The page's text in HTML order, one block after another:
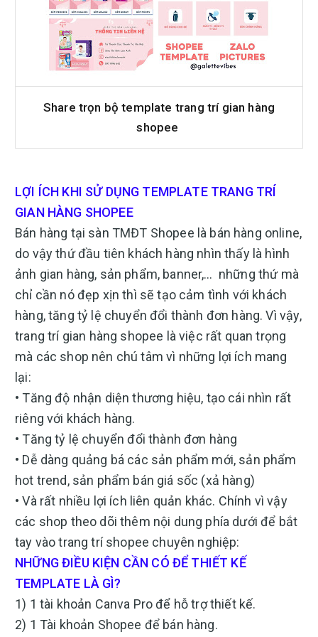
Share trọn bộ template trang trí gian hàng
shopee
LỢI ÍCH KHI SỬ DỤNG TEMPLATE TRANG TRÍ
GIAN HÀNG SHOPEE
Bán hàng tại sàn TMĐT Shopee là bán hàng online,
do vậy thứ đầu tiên khách hàng nhìn thấy là hình
ảnh gian hàng, sản phẩm, banner,… những thứ mà
chỉ cần nó đẹp xịn thì sẽ tạo cảm tình với khách
hàng, tăng tỷ lệ chuyển đổi thành đơn hàng. Vì vậy,
trang trí gian hàng shopee là việc rất quan trọng
mà các shop nên chú tâm vì những lợi ích mang
lại:
• Tăng độ nhận diện thương hiệu, tạo cái nhìn rất
riêng với khách hàng.
• Tăng tỷ lệ chuyển đổi thành đơn hàng
• Dễ dàng quảng bá các sản phẩm mới, sản phẩm
hot trend, sản phẩm bán giá sốc (xả hàng)
• Và rất nhiều lợi ích liên quản khác. Chính vì vậy
các shop theo dõi thêm nội dung phía dưới để bắt
tay vào trang trí shopee chuyên nghiệp:
NHỮNG ĐIỀU KIỆN CẦN CÓ ĐỂ THIẾT KẾ
TEMPLATE LÀ GÌ?
1) 1 tài khoản Canva Pro để hỗ trợ thiết kế.
2) 1 Tài khoản Shopee để bán hàng.